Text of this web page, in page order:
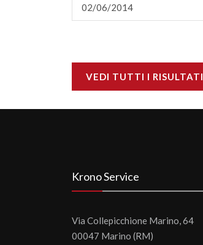
02/06/2014
VEDI TUTTI I RISULTATI
Krono Service
Via Collepicchione Marino, 64
00047 Marino (RM)